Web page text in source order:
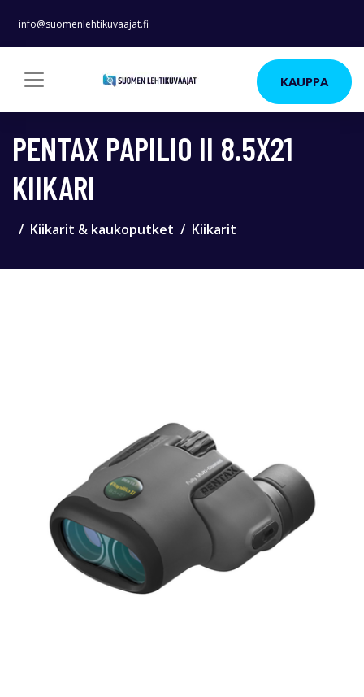
info@suomenlehtikuvaajat.fi
KAUPPA
PENTAX PAPILIO II 8.5X21
KIIKARI
Kiikarit & kaukoputket Kiikarit